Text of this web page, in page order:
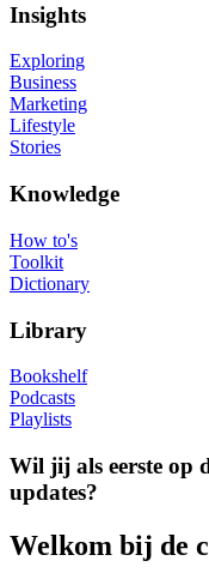
Insights
Exploring
Business
Marketing
Lifestyle
Stories
Knowledge
How to's
Toolkit
Dictionary
Library
Bookshelf
Podcasts
Playlists
Wil jij als eerste op
updates?
Welkom bij de